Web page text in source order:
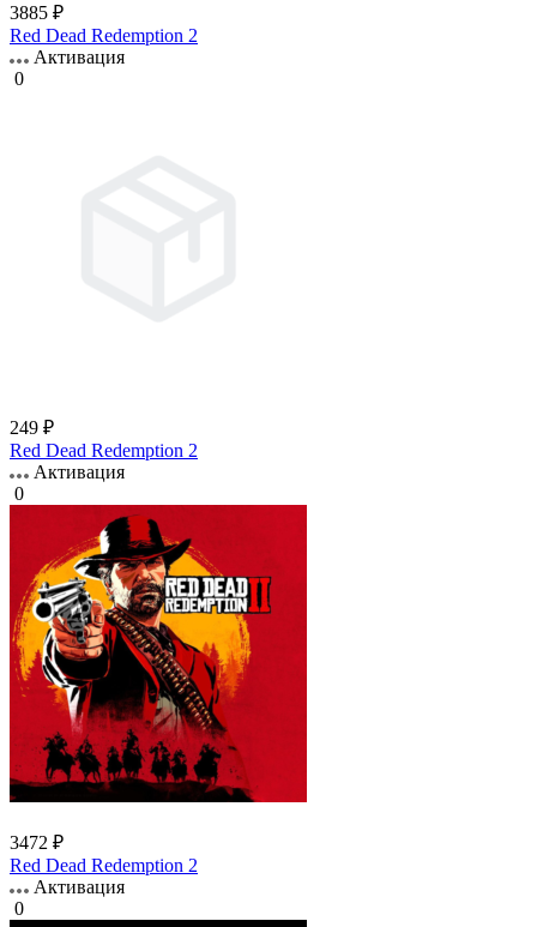
3885 ₽
Red Dead Redemption 2
Активация
0
249 ₽
Red Dead Redemption 2
Активация
0
3472 ₽
Red Dead Redemption 2
Активация
0